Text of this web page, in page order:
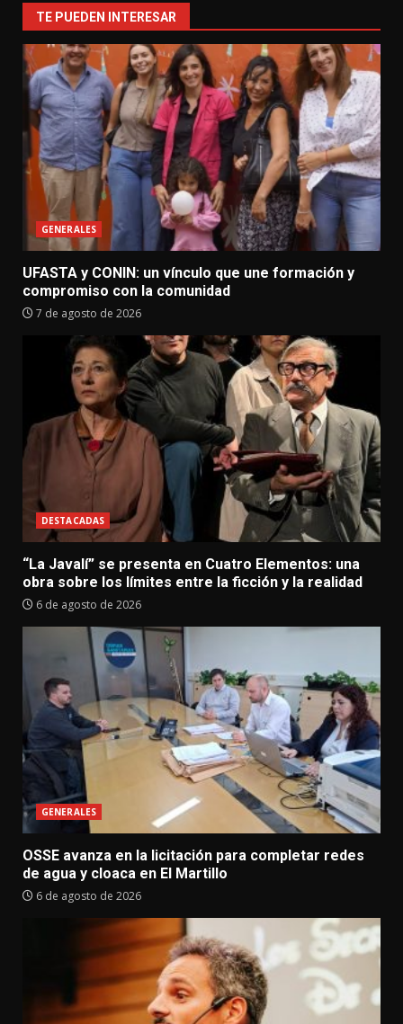
TE PUEDEN INTERESAR
GENERALES
UFASTA y CONIN: un vínculo que une formación y
compromiso con la comunidad
7 de agosto de 2026
DESTACADAS
“La Javalí” se presenta en Cuatro Elementos: una
obra sobre los límites entre la ficción y la realidad
6 de agosto de 2026
GENERALES
OSSE avanza en la licitación para completar redes
de agua y cloaca en El Martillo
6 de agosto de 2026